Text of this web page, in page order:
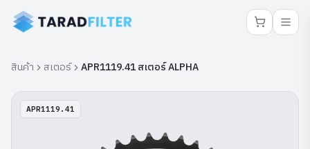
สินค้า สเตอร์ APR1119.41 สเตอร์ ALPHA
APR1119.41